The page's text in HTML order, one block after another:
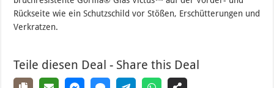
Rückseite wie ein Schutzschild vor Stößen, Erschütterungen und
Verkratzen.
Teile diesen Deal - Share this Deal